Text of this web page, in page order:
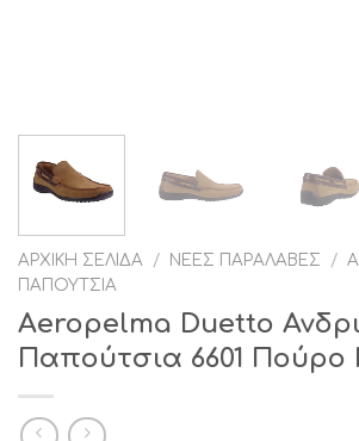
ΑΡΧΙΚΉ ΣΕΛΊΔΑ / ΝΈΕΣ ΠΑΡΑΛΑΒΈΣ /
ΠΑΠΟΎΤΣΙΑ
Aeropelma Duetto
Παπούτσια 6601